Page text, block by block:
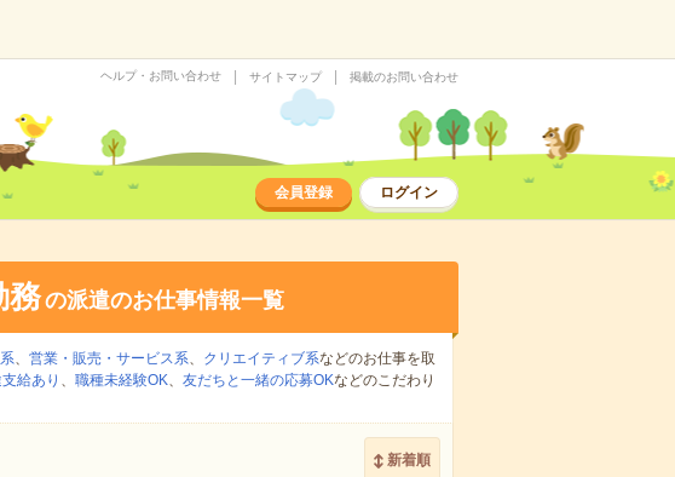
ヘルプ・お問い合わせ サイトマップ 掲載のお問い合わせ
会員登録 ログイン
務の派遣のお仕事情報一覧
、 営業・販売・サービス系、 クリエイティブ系などのお仕事を取
給あり 、 職種未経験OK、 友だちと一緒の応募OKなどのこだわり
新着順